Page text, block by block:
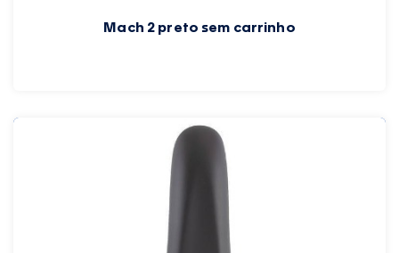
Mach 2 preto sem carrinho